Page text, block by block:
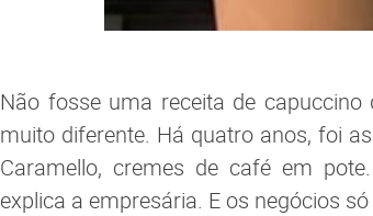
Não fosse uma receita de
muito diferente. Há quatro anos, foi
Caramello, cremes de café em
explica a empresária. E os negócios